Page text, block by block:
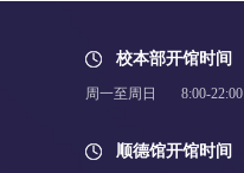
校本部开馆时间
周一至周日 8:00-22:00
顺德馆开馆时间